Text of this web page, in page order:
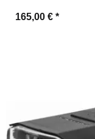
165,00 € *